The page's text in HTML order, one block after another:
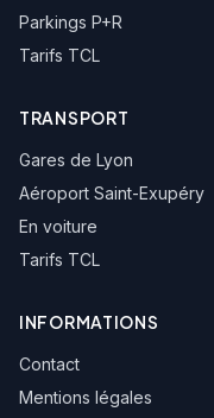
Hôpitaux Est
Parkings P+R
Tarifs TCL
TRANSPORT
Gares de Lyon
Aéroport Saint-Exupéry
En voiture
Tarifs TCL
INFORMATIONS
Contact
Mentions légales